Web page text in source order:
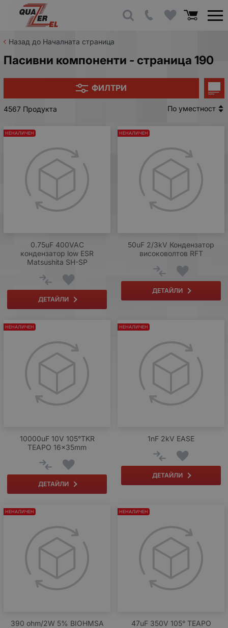
Назад до Началната страница
Пасивни компоненти - страница 190
ФИЛТРИ
4567 Продукта По уместност
0.75uF 400VAC
кондензатор low ESR
Matsushita SH-SP
ДЕТАЙЛИ
НЕНАЛИЧЕН
50uF 2/3kV Кондензатор
високоволтов RFT
ДЕТАЙЛИ
НЕНАЛИЧЕН
10000uF 10V 105°TKR
TEAPO 16x35mm
ДЕТАЙЛИ
НЕНАЛИЧЕН
1nF 2kV EASE
ДЕТАЙЛИ
НЕНАЛИЧЕН
390 ohm/2W 5% BIOHMSA
НЕНАЛИЧЕН
47uF 350V 105° TEAPO
НЕНАЛИЧЕН